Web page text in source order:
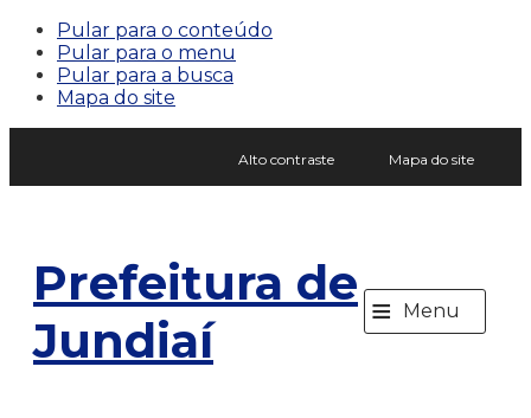
Pular para o conteúdo
Pular para o menu
Pular para a busca
Mapa do site
Alto contraste Mapa do site
Prefeitura de
Jundiaí
≡ Menu